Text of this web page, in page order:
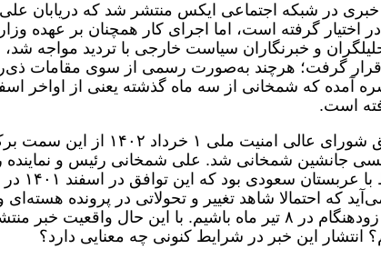
یکشنبه ۶ خرداد خبری در شبکه اجتماعی ایکس منتشر شد که
اختیار گرفته است، اما اجرای کار همچنان بر عهده
و خبرنگاران سیاست خارجی با تردید مواجه
گرفت؛ هرچند به‌صورت رسمی از سوی مقامات ذی‌ربط
آمده که شمخانی از سه ماه گذشته یعنی از اواخر
است.
دریابان شمخانی دبیر سابق شورای
جانشین شمخانی شد. علی شمخانی رئیس و نماینده
مذاکره
که احتمالا شاهد تغییر و تحولاتی در پرونده هسته‌ای
انتخابات ریاست جمهوری زودهنگام در ۸ تیر ماه باشیم. با این حال
این خبر در شرایط کنونی چه معنایی دارد؟